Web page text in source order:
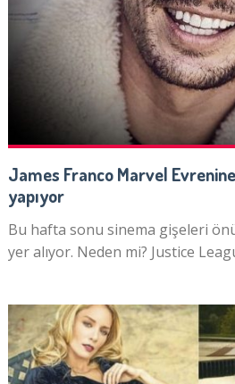
James Franco Marvel
yapıyor
Bu hafta sonu sinema gişeleri
yer alıyor. Neden mi? Justice